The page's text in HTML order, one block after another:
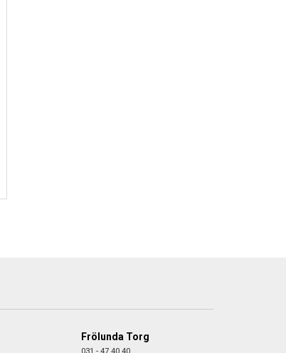
Frölunda Torg